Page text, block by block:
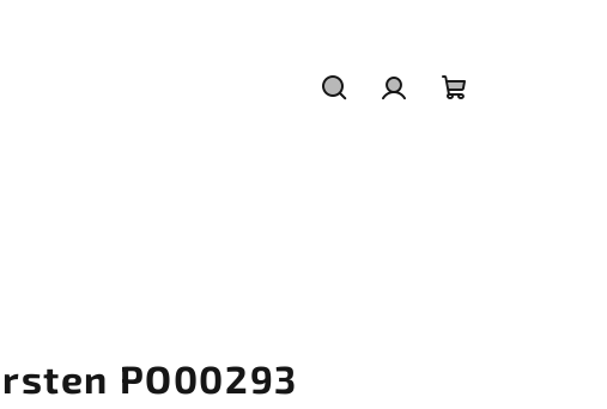
PO00293